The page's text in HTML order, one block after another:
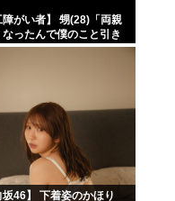
障がい者】 甥(28)「両親
ったんで僕のこと引き
ほしいんですけど！」な
46】 下着姿のかほり